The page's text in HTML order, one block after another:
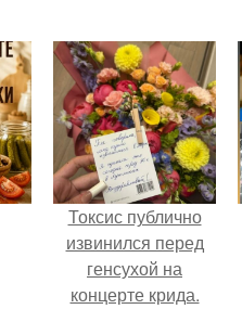
Токсис публично
извинился перед
генсухой на
концерте крида.